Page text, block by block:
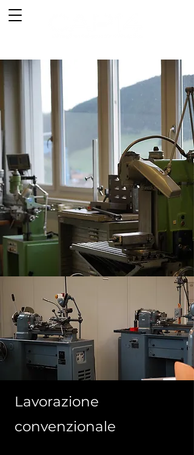
Lavorazione
convenzionale